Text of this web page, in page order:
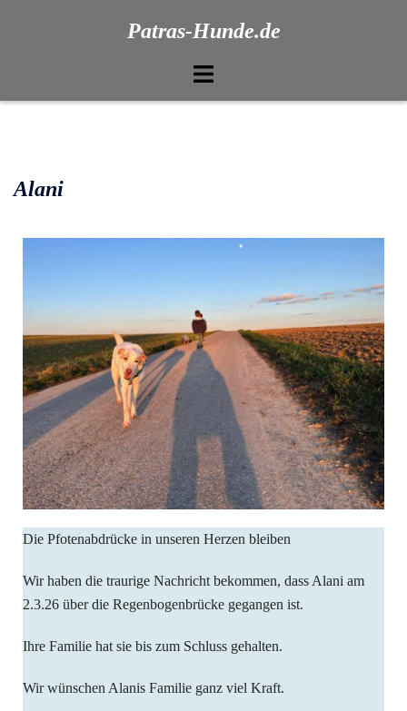
Patras-Hunde.de
Alani
Die Pfotenabdrücke in unseren Herzen bleiben
Wir haben die traurige Nachricht bekommen, dass Alani am
2.3.26 über die Regenbogenbrücke gegangen ist.
Ihre Familie hat sie bis zum Schluss gehalten.
Wir wünschen Alanis Familie ganz viel Kraft.